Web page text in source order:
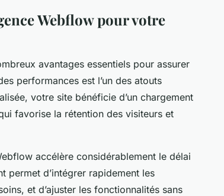
Webflow pour votre
avantages essentiels pour assurer
performances est l’un des atouts
votre site bénéficie d’un chargement
favorise la rétention des visiteurs et
accélère considérablement le délai
permet d’intégrer rapidement les
et d’ajuster les fonctionnalités sans